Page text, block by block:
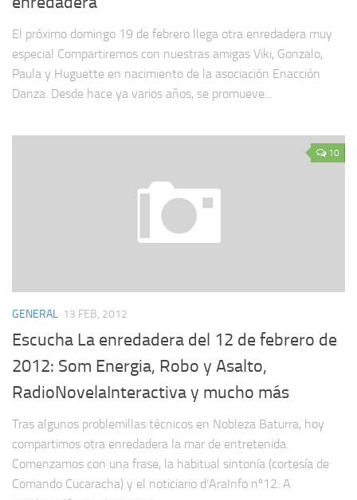
El próximo domingo 19 de febrero llega otra enredadera muy
especial Compartiremos con nuestras amigas Viki, Gonzalo,
Paula y Huguette en nacimiento de la asociación Enacción
Danza. Desde hace ya varios años, se promueve...
10
GENERAL 13 FEB, 2012
Escucha La enredadera del 12 de febrero de
2012: Som Energia, Robo y Asalto,
RadioNovelaInteractiva y mucho más
Tras algunos problemillas técnicos en Nobleza Baturra, hoy
compartimos otra enredadera la mar de entretenida.
Comenzamos con una frase, la habitual sintonía (cortesía de
Comando Cucaracha) y el noticiario d’AraInfo nº12. A